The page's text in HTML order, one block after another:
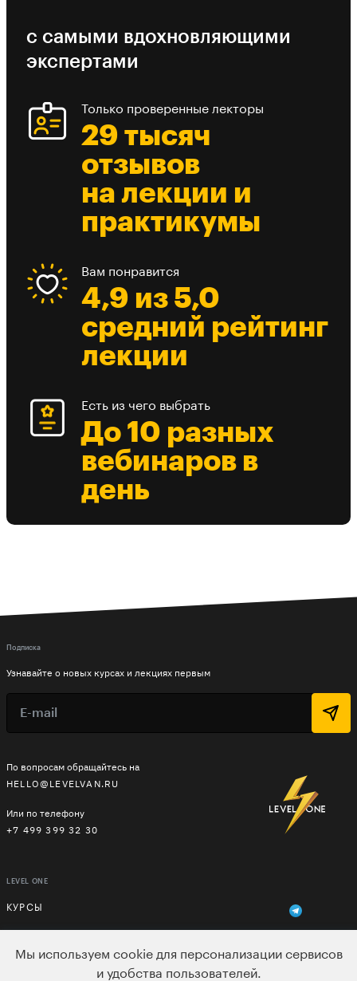
с самыми вдохновляющими
экспертами
Только проверенные лекторы
29 тысяч
отзывов
на лекции и
практикумы
Вам понравится
4,9 из 5,0
средний рейтинг
лекции
Есть из чего выбрать
До 10 разных
вебинаров в
день
По вопросам обращайтесь на
HELLO@LEVELVAN.RU
Или по телефону
+7 499 399 32 30
LEVEL ONE
КУРСЫ
Подписка
Узнавайте о новых курсах и лекциях первым
Мы используем cookie для персонализации сервисов
и удобства пользователей.